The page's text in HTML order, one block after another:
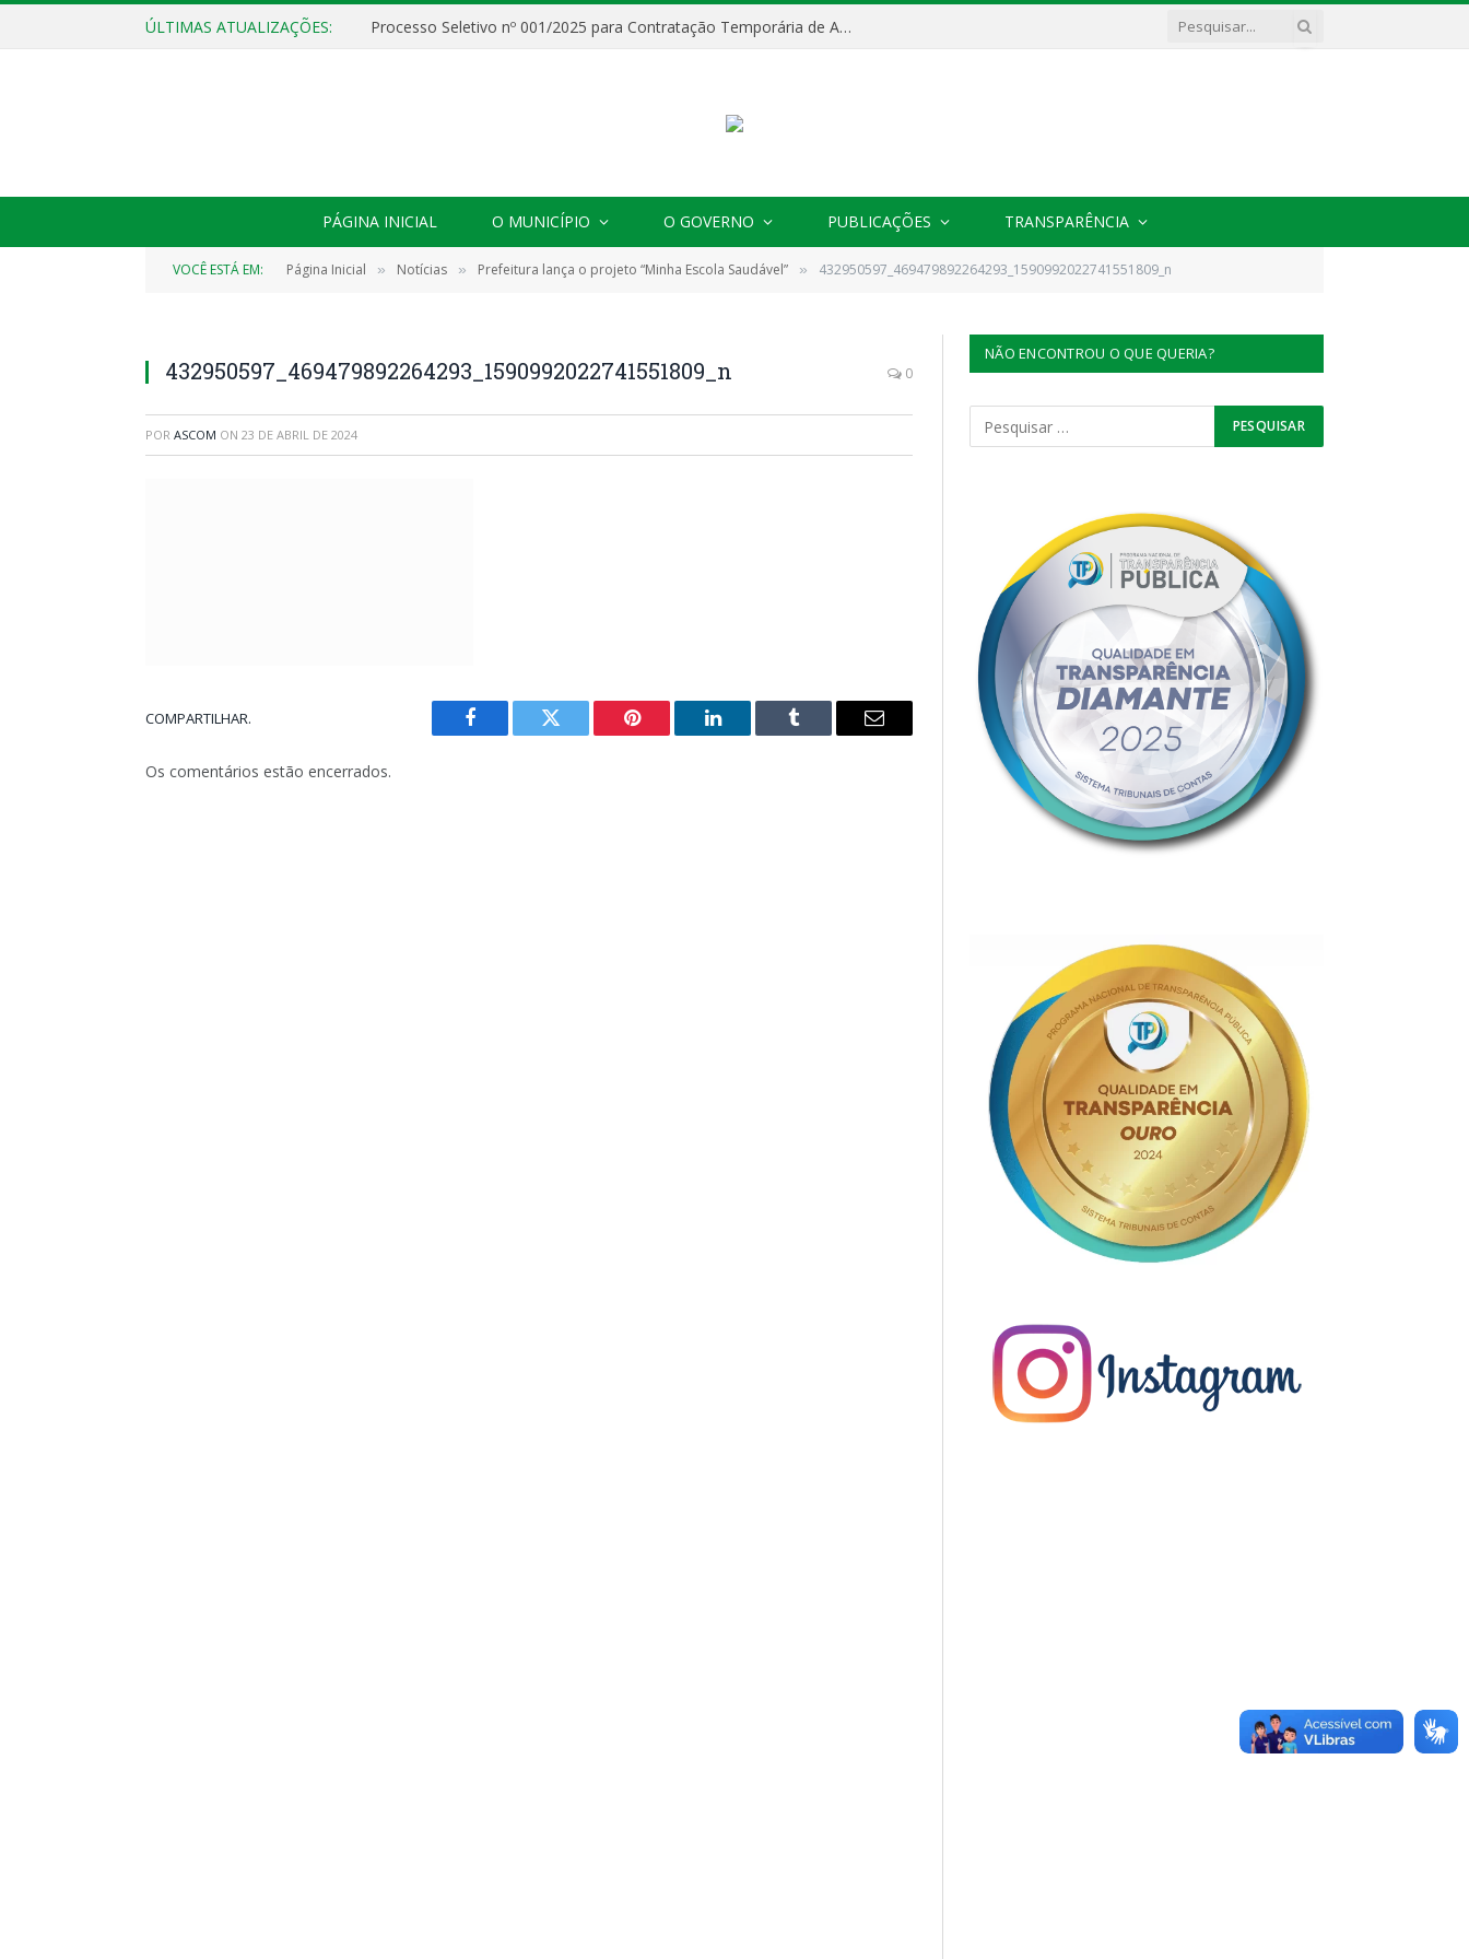
ÚLTIMAS ATUALIZAÇÕES: Processo Seletivo nº 001/2025 para Contratação Temporária de Agentes Comunitários de Saúde (ACS)
PÁGINA INICIAL O MUNICÍPIO O GOVERNO PUBLICAÇÕES TRANSPARÊNCIA
VOCÊ ESTÁ EM: Página Inicial » Notícias » Prefeitura lança o projeto “Minha Escola Saudável” » 432950597_469479892264293_1590992022741551809_n
432950597_469479892264293_1590992022741551809_n 0
POR ASCOM ON 23 DE ABRIL DE 2024
COMPARTILHAR.
Facebook Twitter Pinterest LinkedIn Tumblr
E-
Os comentários estão encerrados.
NÃO ENCONTROU O QUE QUERIA?